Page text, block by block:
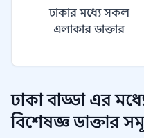
ঢাকার মধ্যে সকল
এলাকার ডাক্তার
ঢাকা বাড্ডা এর
বিশেষজ্ঞ ডাক্তার